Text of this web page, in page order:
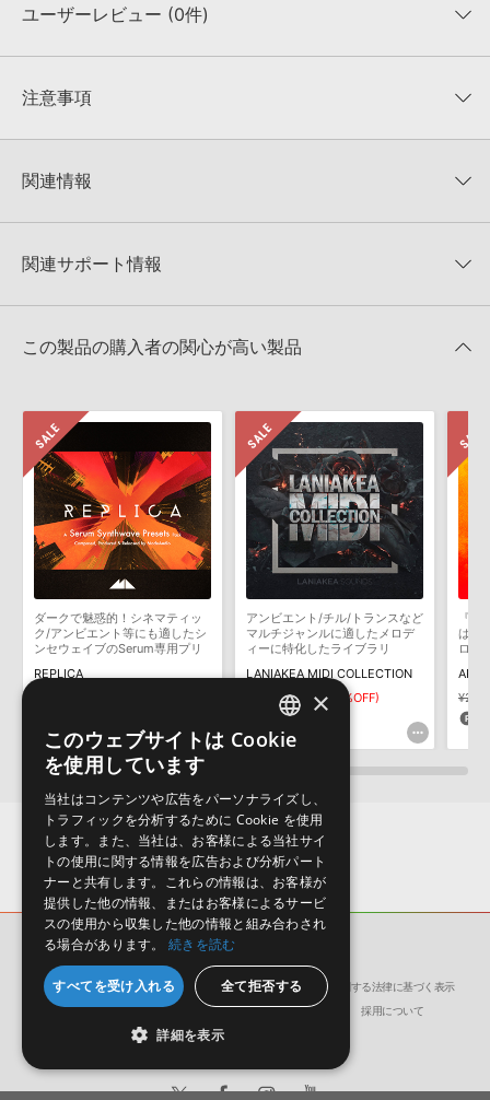
収録ファイル一覧
ユーザーレビュー (0件)
★★★★★
★5
★4
★1
0%
注意事項
KONTAKTフォーマットは、
でお使いいただけます。無償版のKONTAKT PLAYERではお使いい
4GBを超えるデータに関するご注意：
FAT32でフォーマットされた
きます際には、NTFSやHFS＋でフォーマットされたHDDをご用意
いただく必要がございます。
知らせするメールの2通が送信されます。メールに記載されており
ます説明に沿って、製品のダウンロード／導入を行って下さい。
サンプルパック製品には、原則として日本語版操作マニュアルをご
用意しておりません。ご購入後のご不明点や詳細に関するお問い合
わせなどはテクニカルサポート
までご連絡ください。
デモソングは、製品収録サウンドを使ってできることを紹介するた
めのデモンストレーション用の楽曲です。原則として、デモソング
そのものをお使いいただくことはできません。また、デモソングを
構成する全てのサウンドが、サンプルパックに含まれていることを
保証するものではありません。
しかねます。
関連情報
30%OFF！サマーセール！
関連サポート情報
2025.09.16
マークのついた情報は、該当する製品のご購入ユーザー様専用となって
おります。ご覧頂くには、該当する製品をご購入頂く必要がございます。
TOUCHのサポート情報
この製品の購入者の関心が高い製品
ダークで魅惑的！シネマティッ
ク/アンビエント等にも適したシ
ンセウェイブのSerum専用プリ
REPLICA
アンビエント/チル/トランスなど
マルチジャンルに適したメロデ
ィーに特化したライブラリ
LANIAKEA MIDI COLLECTION
¥2,145 ¥1,072(50%OFF)
53pt
『
は、
ログ
能に
プリ
メジ
APEX
サンプルパック
会社概要 環境保護（CSR）への取り組み
特定商取引に関する法律に基づく表示
サイト動作環境
利用規約 個人情報の保護について 採用について
ENGLISH
×
このウェブサイトは Cookie
を使用しています
当社はコンテンツや広告をパーソナライズし、
トラフィックを分析するために Cookie を使用
します。また、当社は、お客様による当社サイ
トの使用に関する情報を広告および分析パート
ナーと共有します。これらの情報は、お客様が
提供した他の情報、またはお客様によるサービ
スの使用から収集した他の情報と組み合わされ
る場合があります。
続きを読む
すべてを受け入れる 全て拒否する
詳細を表示